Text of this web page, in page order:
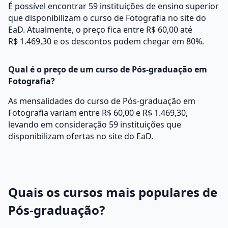
É possível encontrar 59 instituições de ensino superior
que disponibilizam o curso de Fotografia no site do
EaD. Atualmente, o preço fica entre R$ 60,00 até
R$ 1.469,30 e os descontos podem chegar em 80%.
Qual é o preço de um curso de Pós-graduação em
Fotografia?
As mensalidades do curso de Pós-graduação em
Fotografia variam entre R$ 60,00 e R$ 1.469,30,
levando em consideração 59 instituições que
disponibilizam ofertas no site do EaD.
Quais os cursos mais populares de
Pós-graduação?